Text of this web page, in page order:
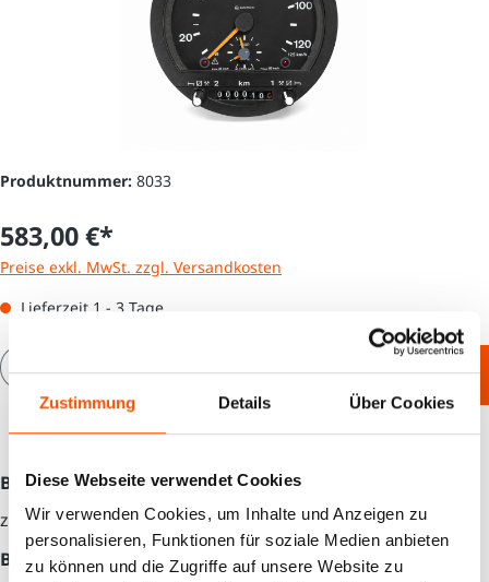
Zustimmung Details Über Cookies
Diese Webseite verwendet Cookies
Wir verwenden Cookies, um Inhalte und Anzeigen zu
personalisieren, Funktionen für soziale Medien anbieten
zu können und die Zugriffe auf unsere Website zu
Produktnummer: 8033
583,00 €*
Preise exkl. MwSt. zzgl. Versandkosten
Lieferzeit 1 - 3 Tage
Produkt Anzahl: Gib den gewünschten
In den Warenkorb
Beschreibung
zzgl. 300 € Pfand für die Vorablieferung.
Bewertungen